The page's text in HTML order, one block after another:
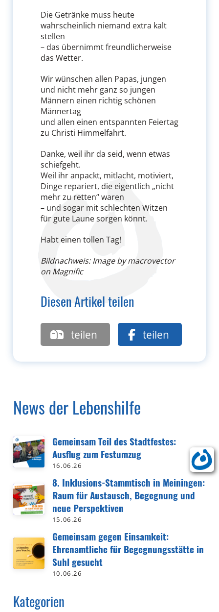
Die Getränke muss heute
wahrscheinlich niemand extra kalt
stellen
– das übernimmt freundlicherweise
das Wetter.
Wir wünschen allen Papas, jungen
und nicht mehr ganz so jungen
Männern einen richtig schönen
Männertag
und allen einen entspannten Feiertag
zu Christi Himmelfahrt.
Danke, weil ihr da seid, wenn etwas
schiefgeht.
Weil ihr anpackt, mitlacht, motiviert,
Dinge repariert, die eigentlich „nicht
mehr zu retten“ waren
– und sogar mit schlechten Witzen
für gute Laune sorgen könnt.
Habt einen tollen Tag!
Bildnachweis: Image by macrovector
on Magnific
Diesen Artikel teilen
teilen teilen
News der Lebenshilfe
Gemeinsam Teil des Stadtfestes:
Ausflug zum Festumzug
16.06.26
8. Inklusions-Stammtisch in Meiningen:
Raum für Austausch, Begegnung und
neue Perspektiven
15.06.26
Gemeinsam gegen Einsamkeit:
Ehrenamtliche für Begegnungsstätte in
Suhl gesucht
10.06.26
Kategorien